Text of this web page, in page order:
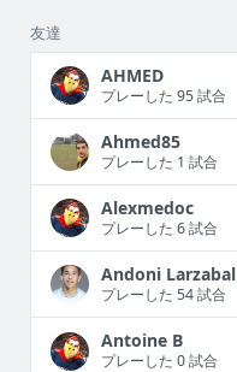
友達
AHMED
プレーした 95 試合
Ahmed85
プレーした 1 試合
Alexmedoc
プレーした 6 試合
Andoni Larzabal
プレーした 54 試合
Antoine B
プレーした 0 試合